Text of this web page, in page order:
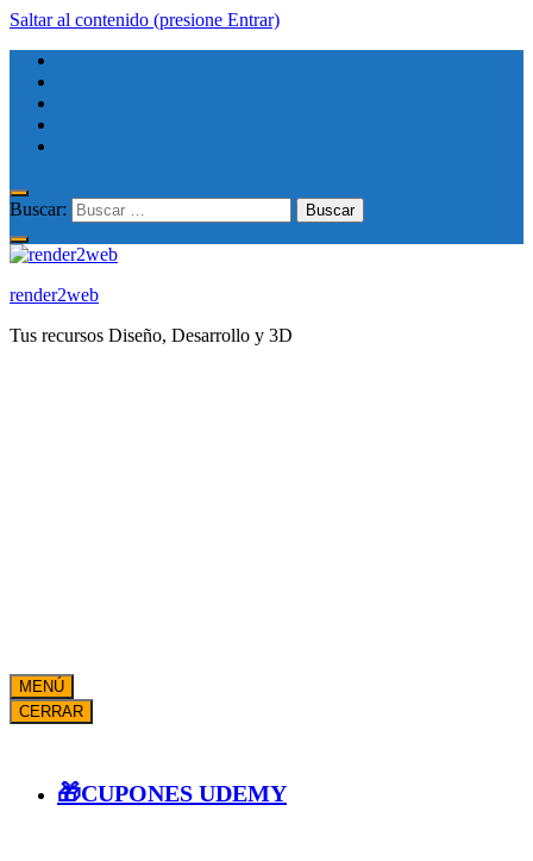
Saltar al contenido (presione Entrar)
Buscar:
render2web
Tus recursos Diseño, Desarrollo y 3D
MENÚ
CERRAR
🎁CUPONES UDEMY